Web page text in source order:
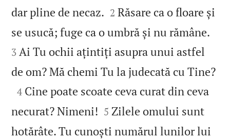
dar pline de necaz. 

2 Răsare ca o floare și
se usucă; fuge ca o umbră și nu rămâne.
3 Ai Tu ochii ațintiți asupra unui astfel
de om? Mă chemi Tu la judecată cu Tine?

4 Cine poate scoate ceva curat din ceva
necurat? Nimeni! 

5 Zilele omului sunt
hotărâte. Tu cunoști numărul lunilor lui